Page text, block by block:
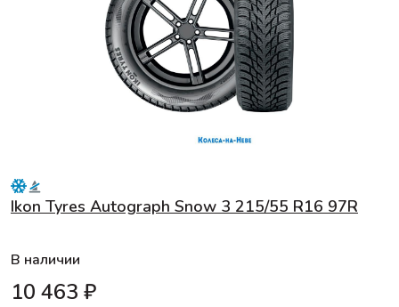
Ikon Tyres Autograph Snow 3 215/55 R16 97R
В наличии
10 463 ₽